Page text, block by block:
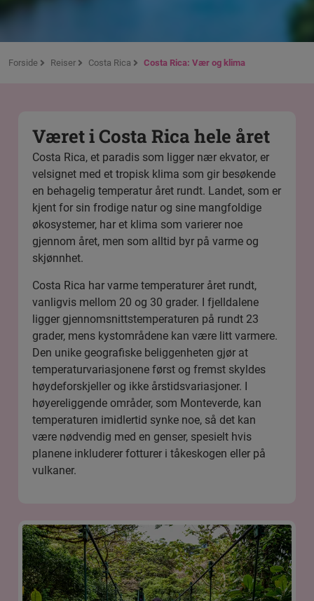
Forside Reiser Costa Rica Costa Rica: Vær og klima
Været i Costa Rica hele året
Costa Rica, et paradis som ligger nær ekvator, er
velsignet med et tropisk klima som gir besøkende
en behagelig temperatur året rundt. Landet, som er
kjent for sin frodige natur og sine mangfoldige
økosystemer, har et klima som varierer noe
gjennom året, men som alltid byr på varme og
skjønnhet.
Costa Rica har varme temperaturer året rundt,
vanligvis mellom 20 og 30 grader. I fjelldalene
ligger gjennomsnittstemperaturen på rundt 23
grader, mens kystområdene kan være litt varmere.
Den unike geografiske beliggenheten gjør at
temperaturvariasjonene først og fremst skyldes
høydeforskjeller og ikke årstidsvariasjoner. I
høyereliggende områder, som Monteverde, kan
temperaturen imidlertid synke noe, så det kan
være nødvendig med en genser, spesielt hvis
planene inkluderer fotturer i tåkeskogen eller på
vulkaner.